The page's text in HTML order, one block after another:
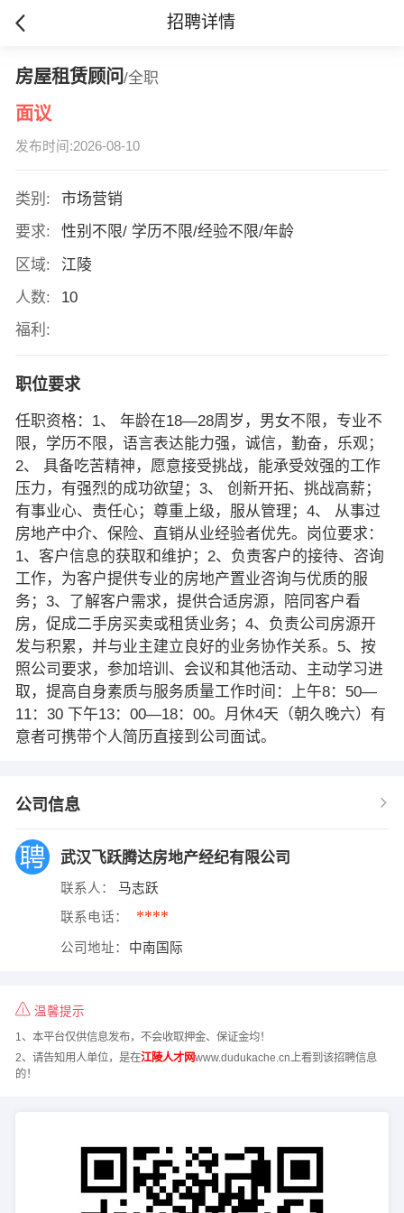
招聘详情
房屋租赁顾问/全职
面议
发布时间:2026-08-10
类别:
市场营销
要求:
性别不限/ 学历不限/经验不限/年龄
区域:
江陵
人数:
10
福利:
职位要求
任职资格：1、 年龄在18—28周岁，男女不限，专业不
限，学历不限，语言表达能力强，诚信，勤奋，乐观；
2、 具备吃苦精神，愿意接受挑战，能承受效强的工作
压力，有强烈的成功欲望；3、 创新开拓、挑战高薪；
有事业心、责任心；尊重上级，服从管理；4、 从事过
房地产中介、保险、直销从业经验者优先。岗位要求：
1、客户信息的获取和维护；2、负责客户的接待、咨询
工作，为客户提供专业的房地产置业咨询与优质的服
务；3、了解客户需求，提供合适房源，陪同客户看
房，促成二手房买卖或租赁业务；4、负责公司房源开
发与积累，并与业主建立良好的业务协作关系。5、按
照公司要求，参加培训、会议和其他活动、主动学习进
取，提高自身素质与服务质量工作时间：上午8：50—
11：30 下午13：00—18：00。月休4天（朝久晚六）有
意者可携带个人简历直接到公司面试。
公司信息
武汉飞跃腾达房地产经纪有限公司
联系人： 马志跃
联系电话： ****
公司地址： 中南国际
温馨提示
1、本平台仅供信息发布，不会收取押金、保证金均！
2、请告知用人单位，是在江陵人才网www.dudukache.cn上看到该招聘信息
的！